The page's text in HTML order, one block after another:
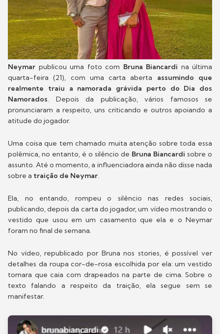
Neymar publicou uma foto com Bruna Biancardi na última
quarta-feira (21), com uma carta aberta assumindo que
realmente traiu a namorada grávida perto do Dia dos
Namorados. Depois da publicação, vários famosos se
pronunciaram a respeito, uns criticando e outros apoiando a
atitude do jogador.
Uma coisa que tem chamado muita atenção sobre toda essa
polêmica, no entanto, é o silêncio de Bruna Biancardi sobre o
assunto. Até o momento, a influenciadora ainda não disse nada
sobre a traição de Neymar.
Ela, no entando, rompeu o silêncio nas redes sociais,
publicando, depois da carta do jogador, um vídeo mostrando o
vestido que usou em um casamento que ela e o Neymar
foram no final de semana.
No vídeo, republicado por Bruna nos stories, é possível ver
detalhes da roupa cor-de-rosa escolhida por ela: um vestido
tomara que caia com drapeados na parte de cima. Sobre o
texto falando a respeito da traição, ela segue sem se
manifestar.